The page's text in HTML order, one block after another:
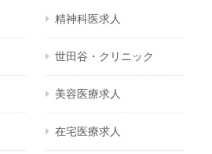
精神科医求人
世田谷・クリニック
美容医療求人
在宅医療求人